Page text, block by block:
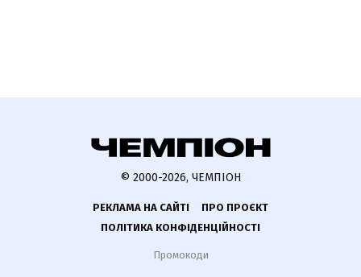
© 2000-2026, ЧЕМПІОН
РЕКЛАМА НА САЙТІ
ПРО ПРОЄКТ
ПОЛІТИКА КОНФІДЕНЦІЙНОСТІ
Промокоди